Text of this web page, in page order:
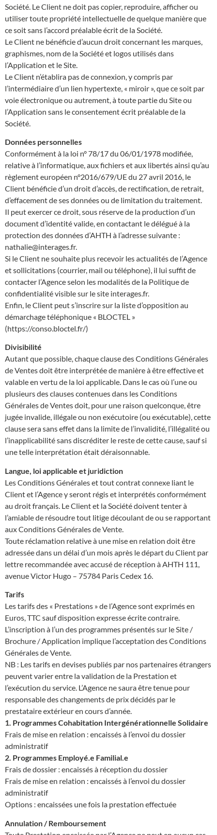
Société. Le Client ne doit pas copier, reproduire, afficher ou
utiliser toute propriété intellectuelle de quelque manière que
ce soit sans l’accord préalable écrit de la Société.
Le Client ne bénéficie d’aucun droit concernant les marques,
graphismes, nom de la Société et logos utilisés dans
l’Application et le Site.
Le Client n’établira pas de connexion, y compris par
l’intermédiaire d’un lien hypertexte, « miroir », que ce soit par
voie électronique ou autrement, à toute partie du Site ou
l’Application sans le consentement écrit préalable de la
Société.
Données personnelles
Conformément à la loi n° 78/17 du 06/01/1978 modifiée,
relative à l’informatique, aux fichiers et aux libertés ainsi qu’au
règlement européen n°2016/679/UE du 27 avril 2016, le
Client bénéficie d’un droit d’accès, de rectification, de retrait,
d’effacement de ses données ou de limitation du traitement.
Il peut exercer ce droit, sous réserve de la production d’un
document d’identité valide, en contactant le délégué à la
protection des données d’AHTH à l’adresse suivante :
nathalie@interages.fr.
Si le Client ne souhaite plus recevoir les actualités de l’Agence
et sollicitations (courrier, mail ou téléphone), il lui suffit de
contacter l’Agence selon les modalités de la Politique de
confidentialité visible sur le site interages.fr.
Enfin, le Client peut s’inscrire sur la liste d’opposition au
démarchage téléphonique « BLOCTEL »
(https://conso.bloctel.fr/)
Divisibilité
Autant que possible, chaque clause des Conditions Générales
de Ventes doit être interprétée de manière à être effective et
valable en vertu de la loi applicable. Dans le cas où l’une ou
plusieurs des clauses contenues dans les Conditions
Générales de Ventes doit, pour une raison quelconque, être
jugée invalide, illégale ou non exécutoire (ou exécutable), cette
clause sera sans effet dans la limite de l’invalidité, l’illégalité ou
l’inapplicabilité sans discréditer le reste de cette cause, sauf si
une telle interprétation était déraisonnable.
Langue, loi applicable et juridiction
Les Conditions Générales et tout contrat connexe liant le
Client et l’Agence y seront régis et interprétés conformément
au droit français. Le Client et la Société doivent tenter à
l’amiable de résoudre tout litige découlant de ou se rapportant
aux Conditions Générales de Vente.
Toute réclamation relative à une mise en relation doit être
adressée dans un délai d’un mois après le départ du Client par
lettre recommandée avec accusé de réception à AHTH 111,
avenue Victor Hugo – 75784 Paris Cedex 16.
Tarifs
Les tarifs des « Prestations » de l’Agence sont exprimés en
Euros, TTC sauf disposition expresse écrite contraire.
L’inscription à l’un des programmes présentés sur le Site /
Brochure / Application implique l’acceptation des Conditions
Générales de Vente.
NB : Les tarifs en devises publiés par nos partenaires étrangers
peuvent varier entre la validation de la Prestation et
l’exécution du service. L’Agence ne saura être tenue pour
responsable des changements de prix décidés par le
prestataire extérieur en cours d’année.
1. Programmes Cohabitation Intergénérationnelle Solidaire
Frais de mise en relation : encaissés à l’envoi du dossier
administratif
2. Programmes Employé.e Familial.e
Frais de dossier : encaissés à réception du dossier
Frais de mise en relation : encaissés à l’envoi du dossier
administratif
Options : encaissées une fois la prestation effectuée
Annulation / Remboursement